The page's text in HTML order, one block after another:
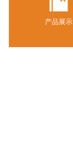
产品展示